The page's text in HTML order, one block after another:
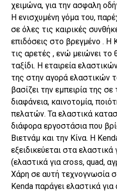
χειμώνα, για την ασφαλη
Η ενισχυμένη γόμα του,
σε όλες τις καιρικές
επιδόσεις στο βρεγμένο . Η
τις αρετές , ενώ μειώνει το
ταξίδι. Η εταιρεία
της στην αγορά ελαστικών
βασίζει την εμπειρία της
διαφάνεια, καινοτομία,
πελατών. Τα ελαστικά
διάφορα εργοστάσια που
Βιετνάμ και την Κίνα. Η
εξειδικεύεται στα
(ελαστικά για cross, quad,
Χάρη σε αυτή τεχνογνωσία
Kenda παράγει ελαστικά